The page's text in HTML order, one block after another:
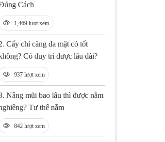
Cách
1,469 lượt xem
Cấy chỉ căng da mặt có tốt
Có duy trì được lâu dài?
937 lượt xem
Nâng mũi bao lâu thì được nằm
Tư thế nằm
842 lượt xem